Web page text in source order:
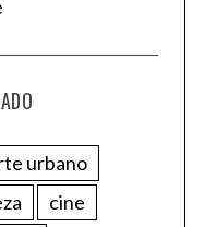
urbano
cine